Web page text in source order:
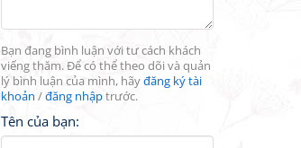
Bạn đang bình luận với tư cách khách
viếng thăm. Để có thể theo dõi và quản
lý bình luận của mình, hãyđăng ký tài
khoản /đăng nhậptrước.
Tên của bạn: